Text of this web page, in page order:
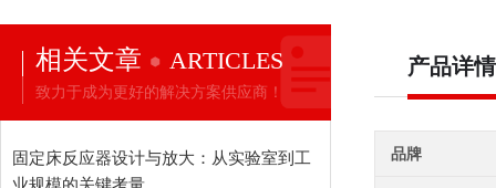
产品详情
品牌
相关文章 ARTICLES
致力于成为更好的解决方案供应商！
固定床反应器设计与放大：从实验室到工
业规模的关键考量